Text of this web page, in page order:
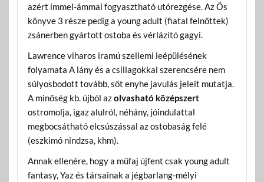
azért ímmel-ámmal fogyasztható utórezgése. Az Ős
könyve 3 része pedig a young adult (fiatal felnőttek)
zsánerben gyártott ostoba és vérlázító gagyi.
Lawrence viharos iramú szellemi leépülésének
folyamata A lány és a csillagokkal szerencsére nem
súlyosbodott tovább, sőt enyhe javulás jeleit mutatja.
A minőség kb. újból azolvasható középszert
ostromolja, igaz alulról, néhány, jóindulattal
megbocsátható elcsúszással az ostobaság felé
(eszkimó nindzsa, khm).
Annak ellenére, hogy a műfaj újfent csak young adult
fantasy, Yaz és társainak a jégbarlang-mélyi